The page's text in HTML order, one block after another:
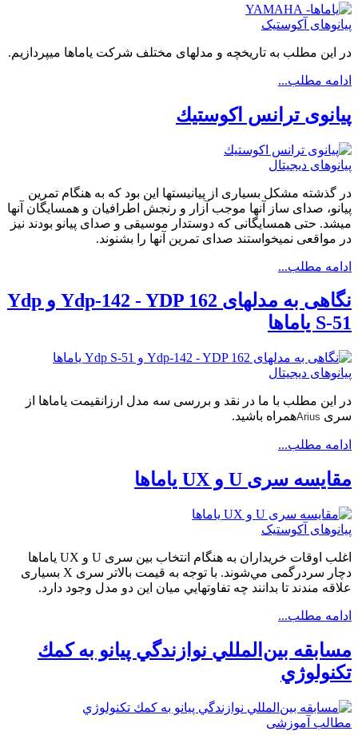
پیانوهای آکوستیک
در این مطلب به تاریخچه و مدلهای مختلف شرکت یاماها میپردازیم.
ادامه مطلب...
پيانوی ترانس اكوستيك
پیانوهای دیجیتال
در گذشته مشكل بسیاری از پیانیستها این بود كه به هنگام تمرین
پیانو،‌ صدای ساز آنها موجب آزار و رنجش اطرافیان و همسایگان آنها
میشد. حتی همسایگانی كه دوستدار موسیقی و صدای پیانو بودند نیز
در مواقعی نمیخواستند صدای تمرین آنها را بشنوند.
ادامه مطلب...
نگاهی به مدلهای Ydp-142 - YDP 162 و Ydp
S-51 یاماها
پیانوهای دیجیتال
در این مطلب با ما در نقد و بررسی سه مدل ارزانقیمت یاماها از
سری Ariusهمراه باشید.
ادامه مطلب...
مقايسه سری U و UX ياماها
پیانوهای آکوستیک
اغلب اوقات خريداران به هنگام انتخاب بين سری U و UX ياماها
دچار سردرگمی مي‌شوند. با توجه به قيمت بالاتر سری X بسياری
علاقه مندند تا بدانند چه تفاوتهايي ميان اين دو مدل وجود دارد.
ادامه مطلب...
مسابقه بين‌المللي نوازندگي پيانو به كمك
تكنولوژي
مطالب آموزشی